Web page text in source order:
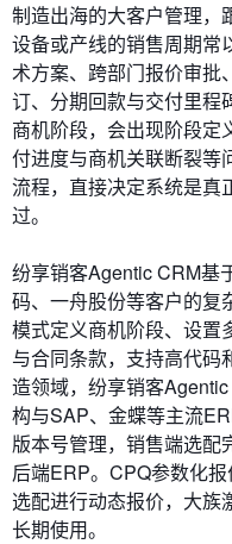
制造出海的大客户管理，
设备或产线的销售周期常
术方案、跨部门报价审批
订、分期回款与交付里程
商机阶段，会出现阶段定
付进度与商机关联断裂等
流程，直接决定系统是真
过。
纷享销客Agentic CRM基
码、一舟股份等客户的复
模式定义商机阶段、设置
与合同条款，支持高代码
造领域，纷享销客
构与SAP、金蝶等主流
版本号管理，销售端选配
后端ERP。CPQ参数化
选配进行动态报价，大族
长期使用。